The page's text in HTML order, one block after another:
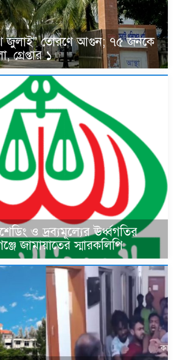
জুলাই” তোরণে আগুন; ৭৫ জনকে
গ্রেপ্তার ১
ও দ্রব্যমূল্যের ঊর্ধ্বগতির
জামায়াতের স্মারকলিপি